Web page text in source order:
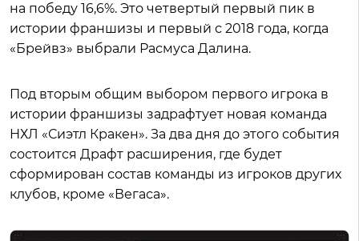
на победу 16,6%. Это четвертый первый пик в
истории франшизы и первый с 2018 года, когда
«Брейвз» выбрали Расмуса Далина.
Под вторым общим выбором первого игрока в
истории франшизы задрафтует новая команда
НХЛ «Сиэтл Кракен». За два дня до этого события
состоится Драфт расширения, где будет
сформирован состав команды из игроков других
клубов, кроме «Вегаса».